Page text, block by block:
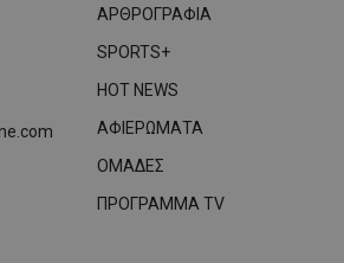
ΑΡΘΡΟΓΡΑΦΙΑ
SPORTS+
HOT NEWS
ΑΦΙΕΡΩΜΑΤΑ
ΟΜΑΔΕΣ
ΠΡΟΓΡΑΜΜΑ TV